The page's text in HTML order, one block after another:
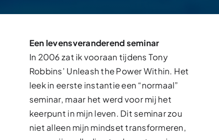
Een levensveranderend seminar
In 2006 zat ik vooraan tijdens Tony
Robbins’ Unleash the Power Within. Het
leek in eerste instantie een “normaal”
seminar, maar het werd voor mij het
keerpunt in mijn leven. Dit seminar zou
niet alleen mijn mindset transformeren,